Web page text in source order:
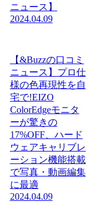
ニュース】
2024.04.09
【&Buzzの口コミ
ニュース】プロ仕
様の色再現性を自
宅で!EIZO
ColorEdgeモニタ
ーが驚きの
17%OFF、ハード
ウェアキャリブレ
ーション機能搭載
で写真・動画編集
に最適
2024.04.09